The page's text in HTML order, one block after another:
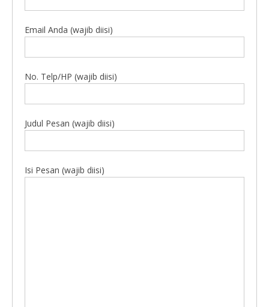
Email Anda (wajib diisi)
No. Telp/HP (wajib diisi)
Judul Pesan (wajib diisi)
Isi Pesan (wajib diisi)